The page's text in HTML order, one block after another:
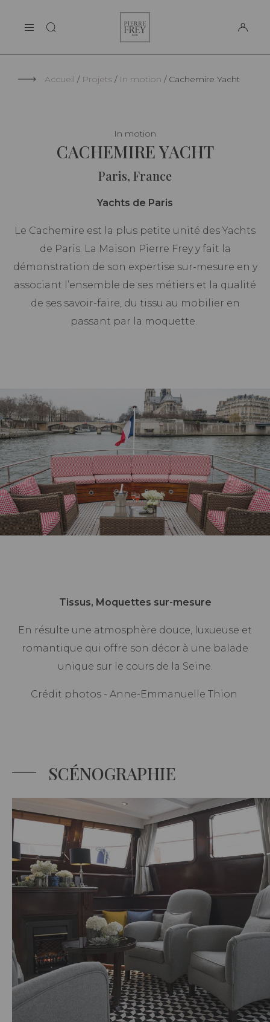
LA MAISON
Frey
Accueil Projets In motion Cachemire Yacht
In motion
CACHEMIRE YACHT
Paris, France
Yachts de Paris
Le Cachemire est la plus petite unité des Yachts
de Paris. La Maison Pierre Frey y fait la
démonstration de son expertise sur-mesure en y
associant l’ensemble de ses métiers et la qualité
de ses savoir-faire, du tissu au mobilier en
passant par la moquette.
Tissus, Moquettes sur-mesure
En résulte une atmosphère douce, luxueuse et
romantique qui offre son décor à une balade
unique sur le cours de la Seine.
Crédit photos - Anne-Emmanuelle Thion
SCÉNOGRAPHIE